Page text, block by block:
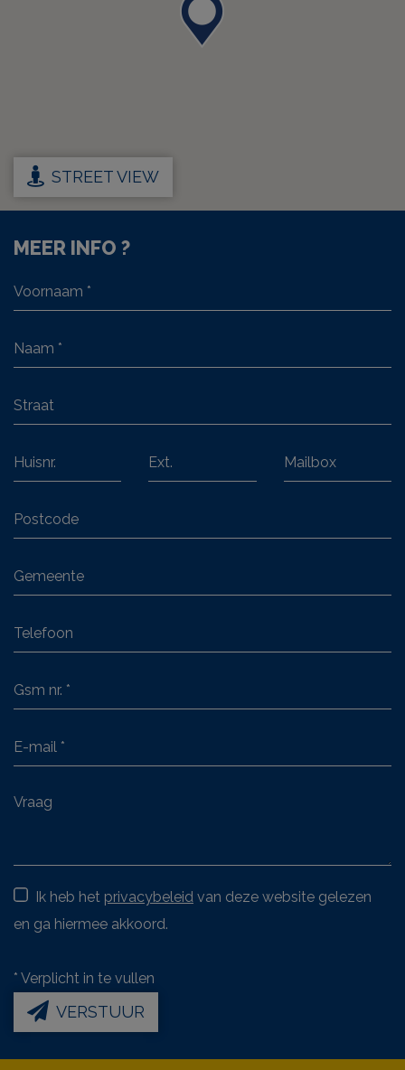
STREET VIEW
MEER INFO ?
Ik heb het privacybeleid van deze website gelezen
en ga hiermee akkoord.
* Verplicht in te vullen
VERSTUUR